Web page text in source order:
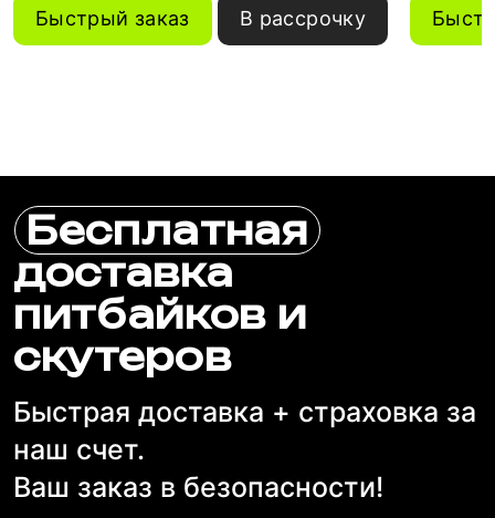
Быстрый заказ В рассрочку
Бесплатная
доставка
питбайков и
скутеров
Быстрая доставка + страховка за
наш счет.
Ваш заказ в безопасности!